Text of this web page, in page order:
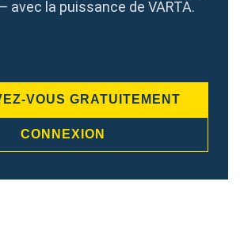
avec la puissance de VARTA.
CONNEXION
VOUS GRATUITEMENT